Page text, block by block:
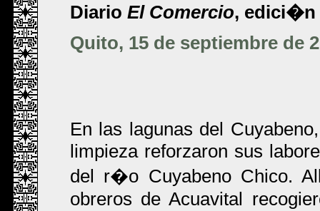
Diario El Comercio, edici�n
Quito, 15 de septiembre de
En las lagunas del
limpieza reforzaron sus
del r�o Cuyabeno Chico.
obreros de Acuavital